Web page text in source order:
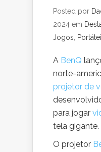
Posted por
2024 em
Jogos
A BenQ
norte-
projetor de
para jogar
tela gigante.
O projetor